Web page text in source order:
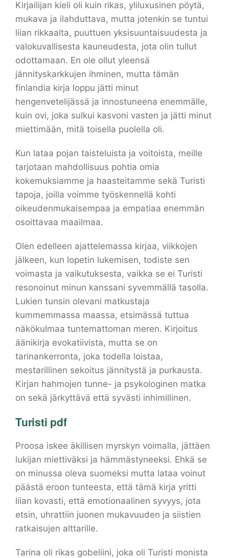
Kirjailijan kieli oli kuin rikas, yliluxusinen pöytä,
mukava ja ilahduttava, mutta jotenkin se tuntui
liian rikkaalta, puuttuen yksisuuntaisuudesta ja
valokuvallisesta kauneudesta, jota olin tullut
odottamaan. En ole ollut yleensä
jännityskarkkujen ihminen, mutta tämän
finlandia kirja​ loppu jätti minut
hengenvetelijässä ja innostuneena enemmälle,
kuin ovi, joka sulkui kasvoni vasten ja jätti minut
miettimään, mitä toisella puolella oli.
Kun lataa pojan taisteluista ja voitoista, meille
tarjotaan mahdollisuus pohtia omia
kokemuksiamme ja haasteitamme sekä Turisti
tapoja, joilla voimme työskennellä kohti
oikeudenmukaisempaa ja empatiaa enemmän
osoittavaa maailmaa.
Olen edelleen ajattelemassa kirjaa, viikkojen
jälkeen, kun lopetin lukemisen, todiste sen
voimasta ja vaikutuksesta, vaikka se ei Turisti
resonoinut minun kanssani syvemmällä tasolla.
Lukien tunsin olevani matkustaja
kummemmassa maassa, etsimässä tuttua
näkökulmaa tuntemattoman meren. Kirjoitus
äänikirja evokatiivista, mutta se on
tarinankerronta, joka todella loistaa,
mestarillinen sekoitus jännitystä ja purkausta.
Kirjan hahmojen tunne- ja psykologinen matka
on sekä järkyttävä että syvästi inhimillinen.
Turisti pdf
Proosa iskee äkillisen myrskyn voimalla, jättäen
lukijan miettiväksi ja hämmästyneeksi. Ehkä se
on minussa oleva suomeksi mutta lataa voinut
päästä eroon tunteesta, että tämä kirja yritti
liian kovasti, että emotionaalinen syvyys, jota
etsin, uhrattiin juonen mukavuuden ja siistien
ratkaisujen alttarille.
Tarina oli rikas gobeliini, joka oli Turisti monista